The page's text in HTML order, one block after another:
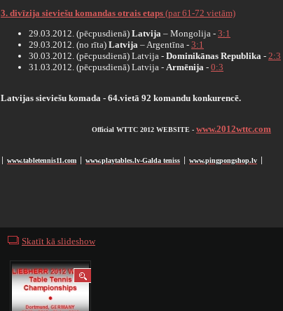
3. divīzija sieviešu komandas otrais etaps (par 61-72 vietām)
29.03.2012. (pēcpusdienā) Latvija – Mongolija - 3:1
29.03.2012. (no rīta) Latvija – Argentīna - 3:1
30.03.2012. (pēcpusdienā) Latvija - Dominikānas Republika - 2:3
31.03.2012. (pēcpusdienā) Latvija - Armēnija - 0:3
Latvijas sieviešu komada - 64.vietā 92 komandu konkurencē.
Official WTTC 2012 WEBSITE - www.2012wttc.com
www.tabletennis11.com www.playtables.lv-Galda teniss www.pingpongshop.lv
Skatīt kā slideshow